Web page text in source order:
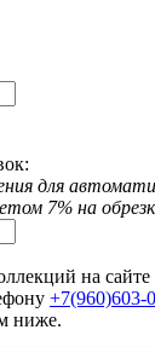
для
7% на
на
+7(960)603-
ниже.